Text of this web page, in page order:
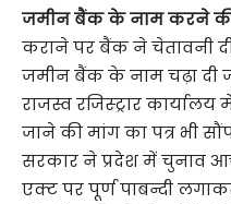
जमीन बैंक के नाम करने की
कराने पर बैंक ने चेतावनी
जमीन बैंक के नाम चढ़ा दी
राजस्व रजिस्ट्रार
जाने की मांग का पत्र भी सौंप
सरकार ने प्रदेश में चुनाव
एक्ट पर पूर्ण पाबन्दी